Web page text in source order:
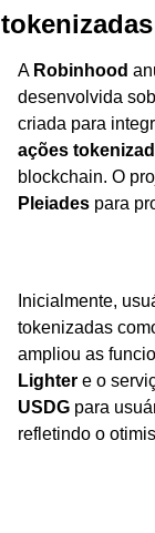
A Robinhood
desenvolvida
ações
blockchain. O
Pleiades para
Inicialmente,
tokenizadas
ampliou as
Lighter e o
USDG para
refletindo o